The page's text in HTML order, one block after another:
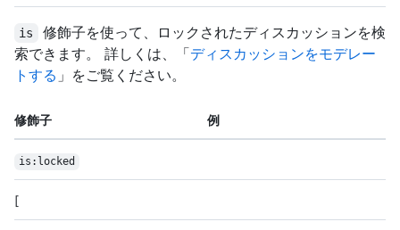
is
修飾子を使って、ロックされたディスカッションを検
索できます。 詳しくは、「ディスカッションをモデレー
トする 」をご覧ください。
修飾子 例
is:locked
[